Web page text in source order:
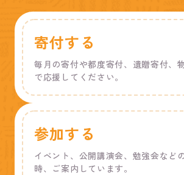
寄付する
毎月の寄付や都度寄付、遺贈寄付、
で応援してください。
参加する
イベント、公開講演会、勉強会など
時、ご案内しています。